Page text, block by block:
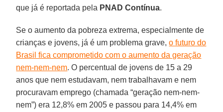
que já é reportada pela PNAD Contínua.
Se o aumento da pobreza extrema, especialmente de
crianças e jovens, já é um problema grave,o futuro do
Brasil fica comprometido com o aumento da geração
nem-nem-nem. O percentual de jovens de 15 a 29
anos que nem estudavam, nem trabalhavam e nem
procuravam emprego (chamada “geração nem-nem-
nem”) era 12,8% em 2005 e passou para 14,4% em